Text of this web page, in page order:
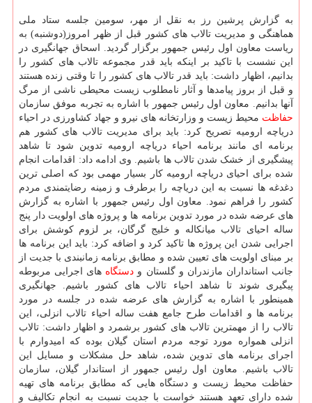
به گزارش پرشین رز به نقل از مهر، سومین جلسه ستاد ملی
هماهنگی و مدیریت تالاب های کشور قبل از ظهر امروز(دوشنبه) به
ریاست معاون اول رئیس جمهور برگزار گردید. اسحاق جهانگیری در
این نشست با تاکید بر اینکه باید قدر مجموعه تالاب های کشور را
بدانیم، اظهار داشت: باید قدر تالاب های کشور را تا وقتی زنده هستند
و قبل از بروز پیامدها و آثار نامطلوب زیست محیطی ناشی از مرگ
آنها بدانیم. معاون اول رئیس جمهور با اشاره به تجربه موفق سازمان
حفاظت محیط زیست و وزارتخانه های نیرو و جهاد کشاورزی در احیاء
دریاچه ارومیه تصریح کرد: باید برای مدیریت تالاب های کشور هم
برنامه ای مانند برنامه احیاء دریاچه ارومیه تدوین شود تا شاهد
پیشگیری از خشک شدن تالاب ها باشیم. وی ادامه داد: اقدامات انجام
شده برای احیای دریاچه ارومیه کار بسیار مهمی بود که اصلی ترین
دغدغه ها نسبت به این دریاچه را برطرف و زمینه رضایتمندی مردم
کشور را فراهم نمود. معاون اول رئیس جمهور با اشاره به گزارش
های عرضه شده در مورد تدوین برنامه ها و پروژه های اولویت دار پنج
ساله احیای تالاب میانکاله و خلیج گرگان، بر لزوم کوشش برای
اجرایی شدن این پروژه ها تاکید کرد و اضافه کرد: باید این برنامه ها
بر مبنای اولویت های تعیین شده و مطابق برنامه زمانبندی با جدیت از
جانب استانداران مازندران و گلستان و دستگاه های اجرایی مربوطه
پیگیری شوند تا شاهد احیاء تالاب های کشور باشیم. جهانگیری
همینطور با اشاره به گزارش های عرضه شده در جلسه در مورد
برنامه ها و اقدامات طرح جامع هفت ساله احیاء تالاب انزلی، این
تالاب را از مهمترین تالاب های کشور برشمرد و اظهار داشت: تالاب
انزلی همواره مورد توجه مردم استان گیلان بوده که امیدوارم با
اجرای برنامه های تدوین شده، شاهد حل مشکلات و مسایل این
تالاب باشیم. معاون اول رئیس جمهور از استاندار گیلان، سازمان
حفاظت محیط زیست و دستگاه هایی که مطابق برنامه های تهیه
شده دارای تعهد هستند خواست با جدیت نسبت به انجام تکالیف و